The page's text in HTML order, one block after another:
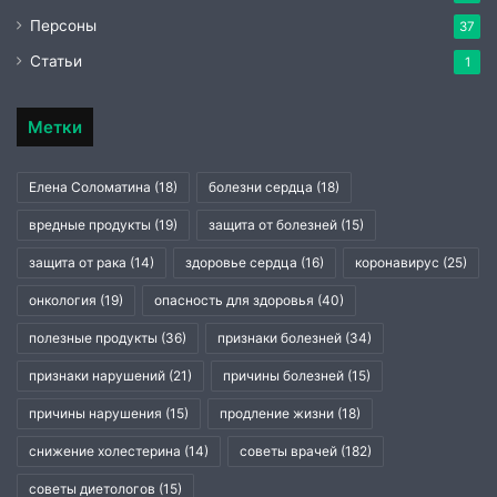
Персоны 37
Статьи 1
Метки
Елена Соломатина (18) болезни сердца (18)
вредные продукты (19) защита от болезней (15)
защита от рака (14) здоровье сердца (16) коронавирус (25)
онкология (19) опасность для здоровья (40)
полезные продукты (36) признаки болезней (34)
признаки нарушений (21) причины болезней (15)
причины нарушения (15) продление жизни (18)
снижение холестерина (14) советы врачей (182)
советы диетологов (15)